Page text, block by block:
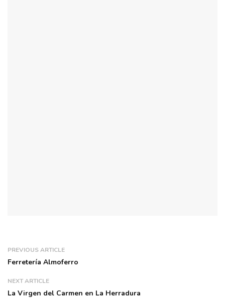
PREVIOUS ARTICLE
Ferretería Almoferro
NEXT ARTICLE
La Virgen del Carmen en La Herradura